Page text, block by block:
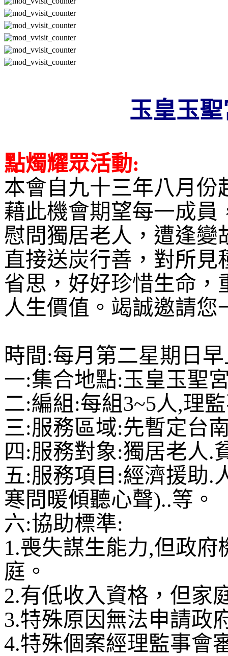
玉皇玉
點燭耀眾活動:
本會自九十三年八月份
藉此機會期望每一成員
慰問獨居老人，遭逢變
直接送炭行善，對所
省思，好好珍惜生命，
人生價值。竭誠邀請您
時間 :每月第二星期日
一:集合地點:玉皇玉聖
二:編組 :每組3~5人,理
三:服務區域:先暫定台
四 :服務對象:獨居老人.
五:服務項目 :經濟援助.
寒問暖傾聽心聲)..等。
六:協助標準:
1.喪失謀生能力,但政府
庭。
2.有低收入資格，但家
3.特殊原因無法申請政
4.特殊個案經理監事會